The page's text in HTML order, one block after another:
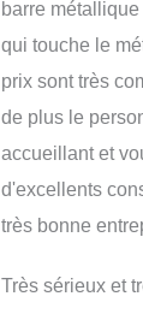
barre
qui touche le
prix sont très
de plus le
accueillant et
d'excellents
très bonne
Très sérieux et